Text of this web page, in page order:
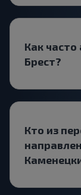
Как часто
Брест?
Кто из